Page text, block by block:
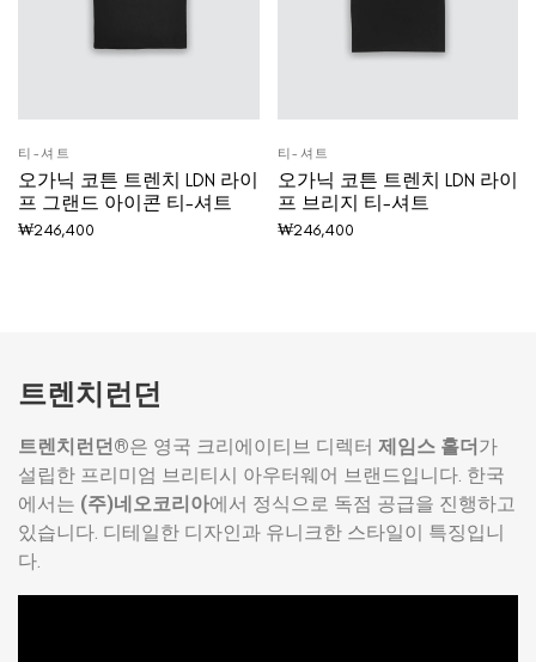
티-셔트
오가닉 코튼 트렌치 LDN 라이
프 그랜드 아이콘 티-셔트
₩246,400
티-셔트
오가닉 코튼 트렌치 LDN 라이
프 브리지 티-셔트
₩246,400
트렌치런던
트렌치런던®은 영국 크리에이티브 디렉터 제임스 홀더가
설립한 프리미엄 브리티시 아우터웨어 브랜드입니다. 한국
에서는 (주)네오코리아에서 정식으로 독점 공급을 진행하고
있습니다. 디테일한 디자인과 유니크한 스타일이 특징입니
다.